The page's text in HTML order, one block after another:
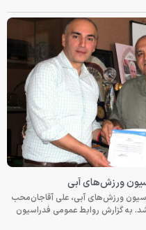
ورزش‌های آبی
ورزش‌های آبی، علی آقاجان‌محب
به گزارش روابط عمومی فدراسیون